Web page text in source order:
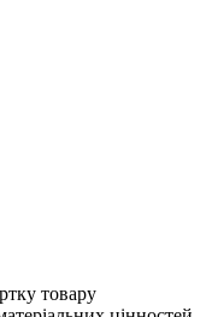
товару